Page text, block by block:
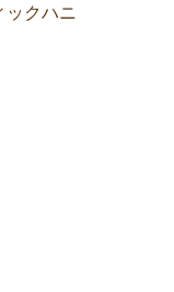
ックハニ